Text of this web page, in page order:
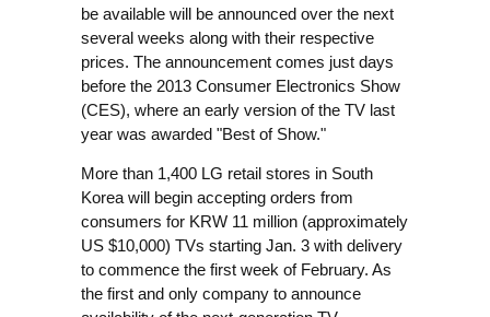
be available will be announced over the next
several weeks along with their respective
prices. The announcement comes just days
before the 2013 Consumer Electronics Show
(CES), where an early version of the TV last
year was awarded "Best of Show."
More than 1,400 LG retail stores in South
Korea will begin accepting orders from
consumers for KRW 11 million (approximately
US $10,000) TVs starting Jan. 3 with delivery
to commence the first week of February. As
the first and only company to announce